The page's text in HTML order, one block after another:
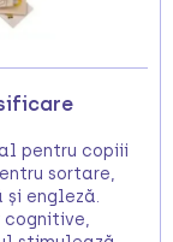
pentru copiii
sortare,
engleză.